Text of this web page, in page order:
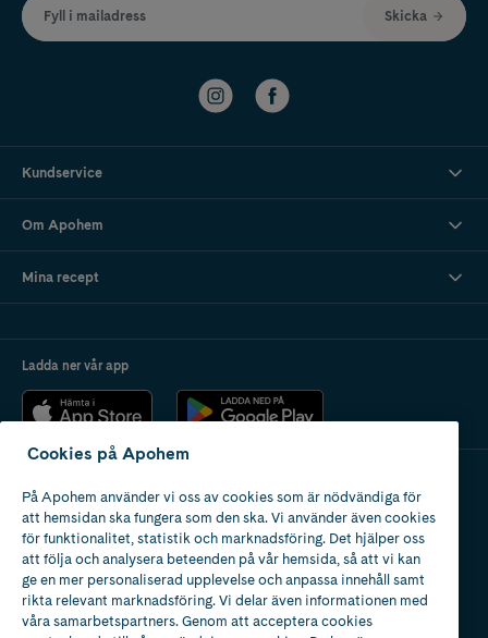
Fyll i mailadress Skicka
Kundservice
Om Apohem
Mina recept
Ladda ner vår app
Apotek med tillstånd
av Läkemedelsverket
Cookies på Apohem
På Apohem använder vi oss av cookies som är nödvändiga för
att hemsidan ska fungera som den ska. Vi använder även cookies
för funktionalitet, statistik och marknadsföring. Det hjälper oss
att följa och analysera beteenden på vår hemsida, så att vi kan
ge en mer personaliserad upplevelse och anpassa innehåll samt
rikta relevant marknadsföring. Vi delar även informationen med
våra samarbetspartners. Genom att acceptera cookies